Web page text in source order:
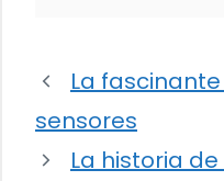
La
sensores
La historia